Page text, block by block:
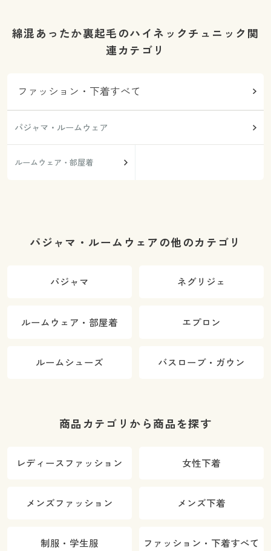
綿混あったか裏起毛のハイネックチュニック関
連カテゴリ
ファッション・下着すべて
パジャマ・ルームウェア
ルームウェア・部屋着
パジャマ・ルームウェアの他のカテゴリ
パジャマ ネグリジェ
ルームウェア・部屋着 エプロン
ルームシューズ バスローブ・ガウン
商品カテゴリから商品を探す
レディースファッション 女性下着
メンズファッション メンズ下着
制服・学生服 ファッション・下着すべて